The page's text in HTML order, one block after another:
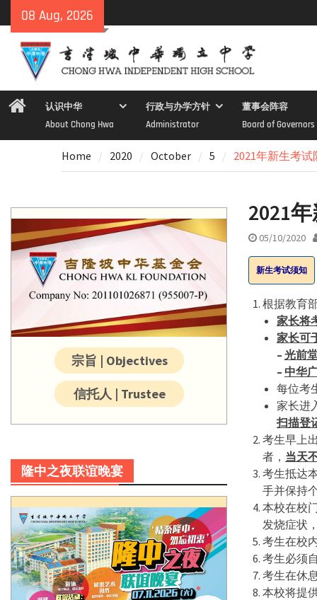
to
content
08 Aug, 2026
Home认识中华
About Chong Hwa
行政与办学方针
Administrator
董事会阵容
Board of Governors
Home 2020 October 5 2021年新生考
2021
05/10/2020
新生考试须知
根据教育
家长将
家长可
– 光前
– 中华
每位考
家长进
扫描登
考生早上
者， 当天
考生抵达
手并保持
本校在校
发烧症状
考生在校
考生必须
考生在休
本校将提
宗旨 | Objectives
信托人 | Trustee
隆中之夜联谊晚宴